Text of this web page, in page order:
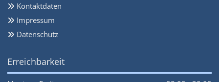
 Kontaktdaten
 Impressum
 Datenschutz
Erreichbarkeit